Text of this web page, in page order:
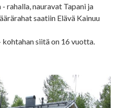
rahalla, nauravat Tapani ja
saatiin Elävä Kainuu
kohtahan siitä on 16 vuotta.